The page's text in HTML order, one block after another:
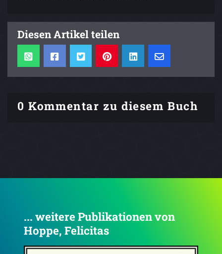
Diesen Artikel teilen
0 Kommentar zu diesem Buch
... weitere Publikationen von
Hoppe, Felicitas